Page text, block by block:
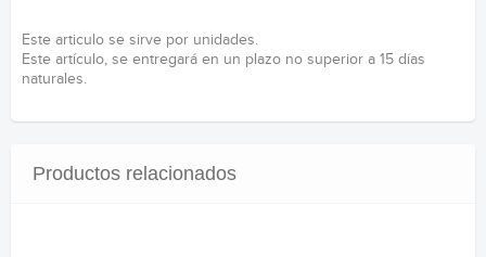
Este articulo se sirve por unidades.
Este artículo, se entregará en un plazo no superior a 15 días
naturales.
Productos relacionados